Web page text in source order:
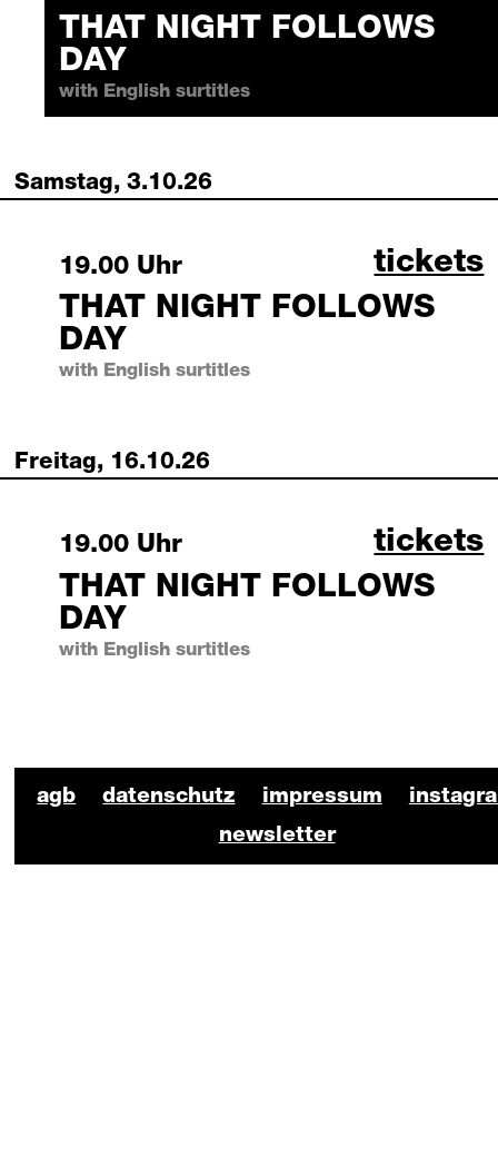
THAT NIGHT FOLLOWS
DAY
with English surtitles
Samstag, 3.10.26
Saturday, 3 October 2026
19.00 Uhr
THAT NIGHT FOLLOWS
DAY
with English surtitles
tickets
that
Freitag, 16.10.26
Friday, 16 October 2026
19.00 Uhr
THAT NIGHT FOLLOWS
DAY
with English surtitles
tickets
that
agb datenschutz impressum
newsletter